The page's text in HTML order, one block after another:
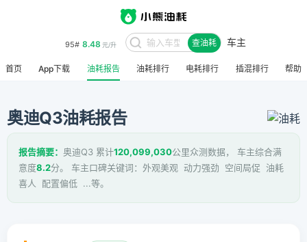
95# 8.48 元/升 查油耗 车主
首页 App下载 油耗报告 油耗排行 电耗排行 插混排行 帮助
奥迪Q3油耗报告
报告摘要： 奥迪Q3 累计120,099,030公里众测数据， 车主综合满
意度8.2分。 车主口碑关键词：外观美观 动力强劲 空间局促 油耗
喜人 配置偏低 ...等。